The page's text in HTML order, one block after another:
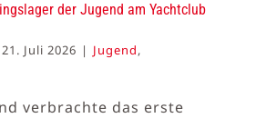
der Jugend am Yachtclub
21. Juli 2026 | Jugend,
verbrachte das erste